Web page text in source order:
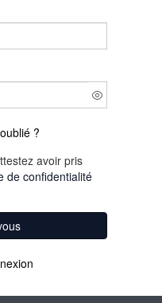
?
avoir pris
de confidentialité